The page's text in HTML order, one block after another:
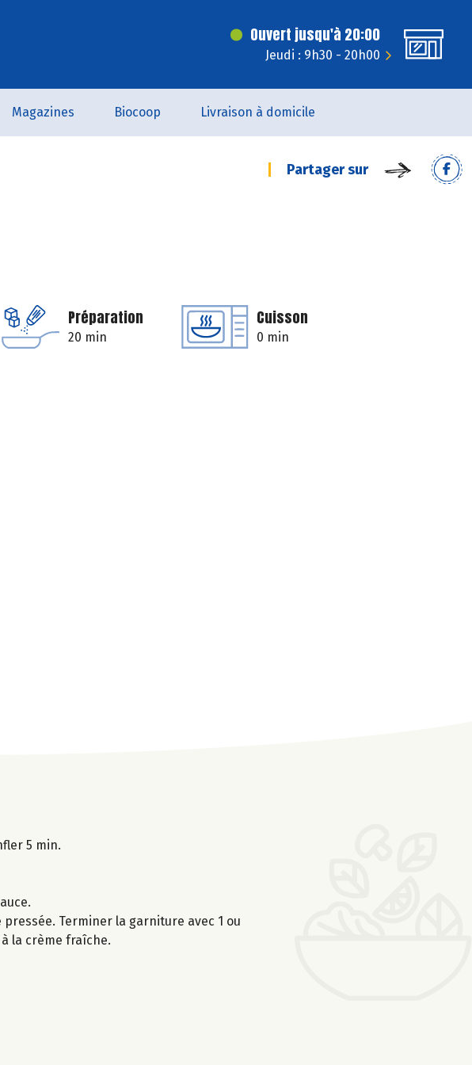
Ouvert jusqu'à 20:00
Jeudi : 9h30 - 20h00
Magazines Biocoop Livraison à domicile
Partager sur
Préparation
20 min
Cuisson
0 min
5 min.
Terminer la garniture avec 1 ou
la crème fraîche.